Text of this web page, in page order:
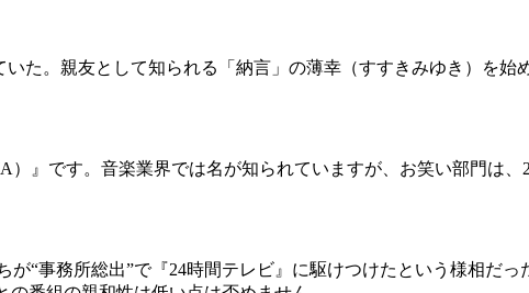
た。親友として知られる「納言」の薄幸（すすきみゆき）を始
』です。音楽業界では名が知られていますが、お笑い部門は
“事務所総出”で『24時間テレビ』に駆けつけたという様相だっ